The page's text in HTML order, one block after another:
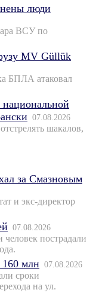
люди
ВСУ по
MV Güllük
БПЛА атаковал
07.08.2026
шакалов,
за Смазновым
и экс-директор
07.08.2026
человек пострадали
160 млн 07.08.2026
сроки
на ул.